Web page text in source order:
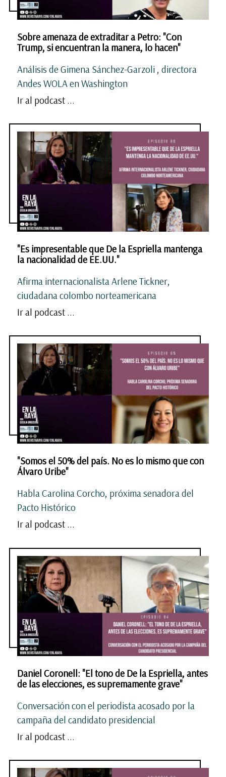
Sobre amenaza de extraditar a Petro: "Con
Trump, si encuentran la manera, lo hacen"
Análisis de Gimena Sánchez-Garzoli , directora
Andes WOLA en Washington
Ir al podcast ...
"Es impresentable que De la Espriella mantenga
la nacionalidad de EE.UU."
Afirma internacionalista Arlene Tickner,
ciudadana colombo norteamericana
Ir al podcast ...
"Somos el 50% del país. No es lo mismo que con
Álvaro Uribe"
Habla Carolina Corcho, próxima senadora del
Pacto Histórico
Ir al podcast ...
Daniel Coronell: "El tono de De la Espriella, antes
de las elecciones, es supremamente grave"
Conversación con el periodista acosado por la
campaña del candidato presidencial
Ir al podcast ...